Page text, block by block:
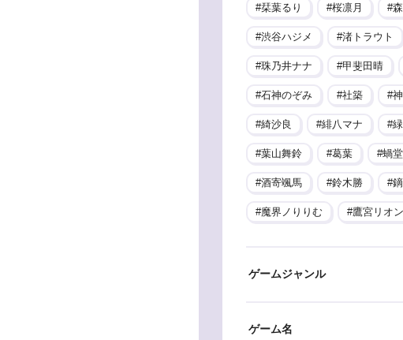
栞葉るり 桜凛月
渋谷ハジメ 渚トラウト
珠乃井ナナ 甲斐田晴
石神のぞみ 社築
綺沙良 緋八マナ
葉山舞鈴 葛葉 蝸
酒寄颯馬 鈴木勝
魔界ノりりむ 鷹宮リオン
ゲームジャンル
ゲーム名